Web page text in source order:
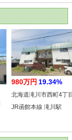
980万円 19.34%
北海道滝川市西町4丁
JR函館本線 滝川駅